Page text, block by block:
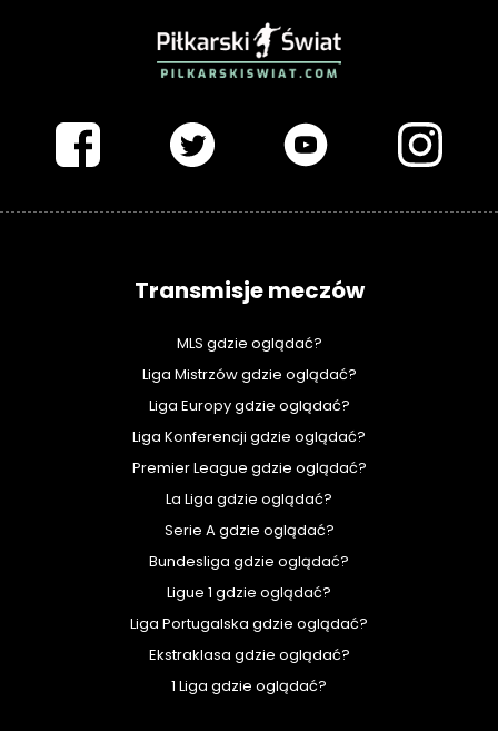
Transmisje meczów
MLS gdzie oglądać?
Liga Mistrzów gdzie oglądać?
Liga Europy gdzie oglądać?
Liga Konferencji gdzie oglądać?
Premier League gdzie oglądać?
La Liga gdzie oglądać?
Serie A gdzie oglądać?
Bundesliga gdzie oglądać?
Ligue 1 gdzie oglądać?
Liga Portugalska gdzie oglądać?
Ekstraklasa gdzie oglądać?
1 Liga gdzie oglądać?